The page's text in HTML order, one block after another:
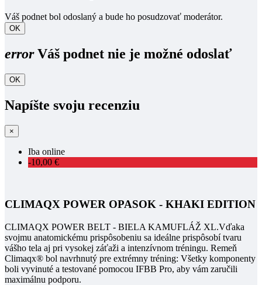
Váš podnet bol odoslaný a bude ho posudzovať moderátor.
OK
errorVáš podnet nie je možné odoslať
OK
Napíšte svoju recenziu
×
Iba online
-10,00 €
CLIMAQX POWER OPASOK - KHAKI EDITION
CLIMAQX POWER BELT - BIELA KAMUFLÁŽ XL.Vďaka
svojmu anatomickému prispôsobeniu sa ideálne prispôsobí tvaru
vášho tela aj pri vysokej záťaži a intenzívnom tréningu. Remeň
Climaqx® bol navrhnutý pre extrémny tréning: Všetky komponenty
boli vyvinuté a testované pomocou IFBB Pro, aby vám zaručili
maximálnu podporu.